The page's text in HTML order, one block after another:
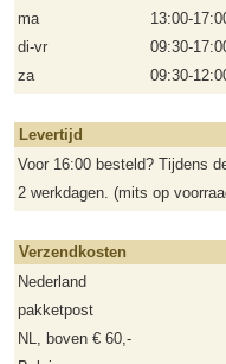
ma
13:00-
di-vr
09:30-
za
09:30-
Levertijd
Voor 16:00 besteld? Tijdens
2 werkdagen. (mits op
Verzendkosten
Nederland
pakketpost
NL, boven € 60,-